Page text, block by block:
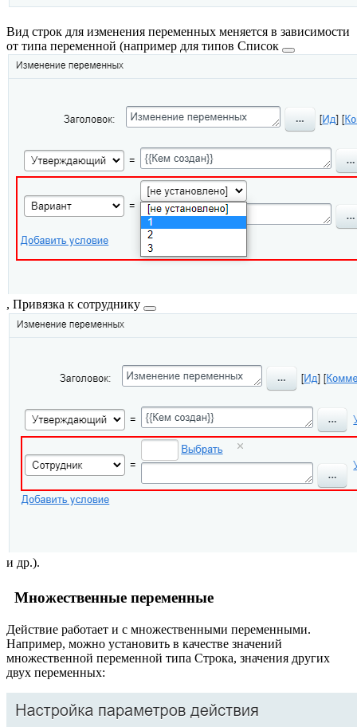
Вид строк для изменения переменных меняется в зависимости
от типа переменной (например для типов Список
, Привязка к сотруднику
и др.).
Множественные переменные
Действие работает и с множественными переменными.
Например, можно установить в качестве значений
множественной переменной типа Строка, значения других
двух переменных: